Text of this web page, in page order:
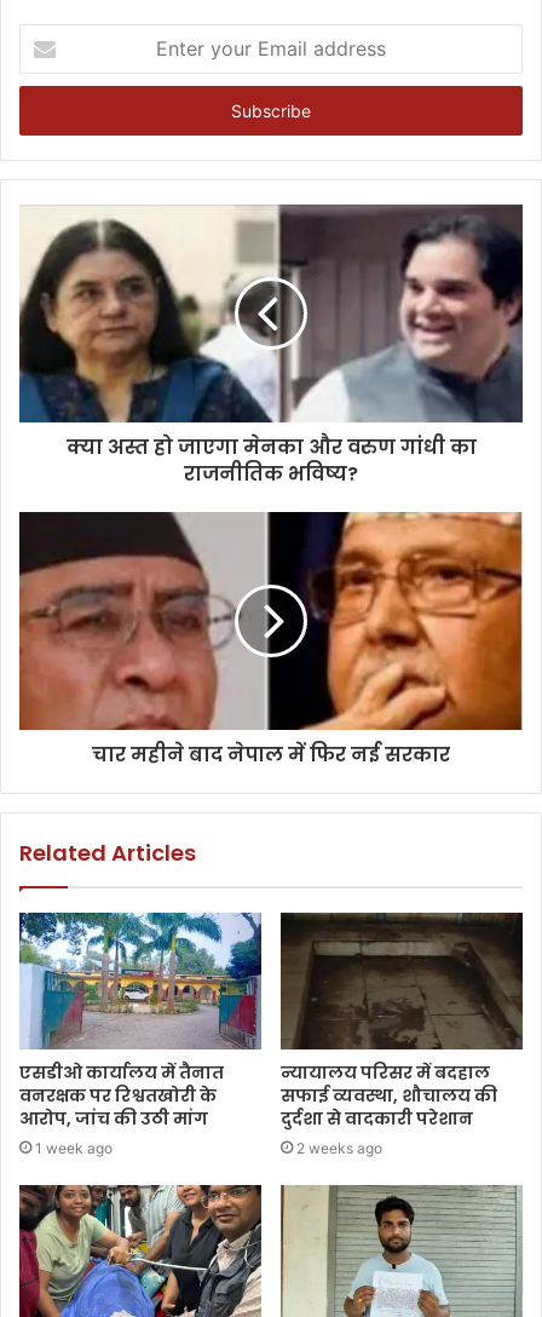
your
Email
क्या अस्त हो जाएगा मेनका और वरुण गांधी का
राजनीतिक भविष्य?
चार महीने बाद नेपाल में फिर नई सरकार
Related Articles
एसडीओ कार्यालय में तैनात
वनरक्षक पर रिश्वतखोरी के
आरोप, जांच की उठी मांग
1 week ago
न्यायालय परिसर में बदहाल
सफाई व्यवस्था, शौचालय की
दुर्दशा से वादकारी परेशान
2 weeks ago